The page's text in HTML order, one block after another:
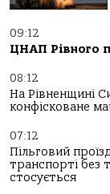
09:12
ЦНАП Рівного
08:12
На Рівненщині
конфісковане
07:12
Пільговий
транспорті без
стосується